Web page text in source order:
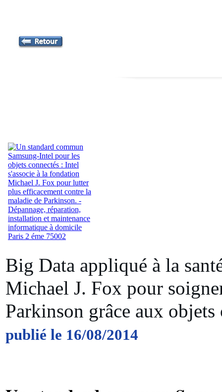
Big Data appliqué à la
Michael J. Fox pour
Parkinson grâce aux objets
publié le 16/08/2014